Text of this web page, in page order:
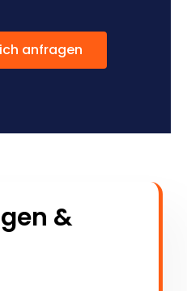
anfragen
&